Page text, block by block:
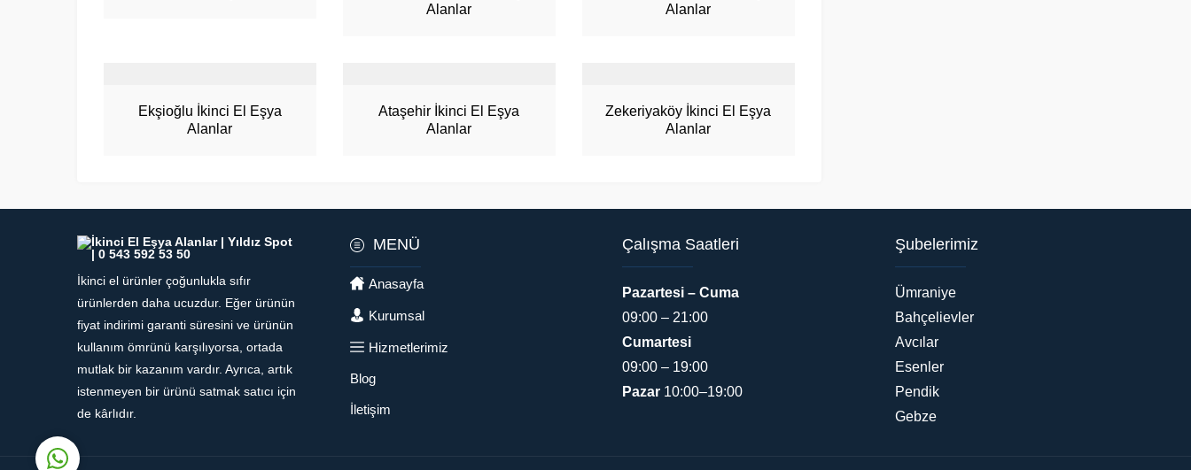
Alanlar
Alanlar
Ekşioğlu İkinci El Eşya
Alanlar
Ataşehir İkinci El Eşya
Alanlar
Zekeriyaköy İkinci El Eşya
Alanlar
İkinci el ürünler çoğunlukla sıfır
ürünlerden daha ucuzdur. Eğer ürünün
fiyat indirimi garanti süresini ve ürünün
kullanım ömrünü karşılıyorsa, ortada
mutlak bir kazanım vardır. Ayrıca, artık
istenmeyen bir ürünü satmak satıcı için
de kârlıdır.
MENÜ
Anasayfa
Kurumsal
Hizmetlerimiz
Blog
İletişim
Çalışma Saatleri
Pazartesi – Cuma
09:00 – 21:00
Cumartesi
09:00 – 19:00
Pazar 10:00–19:00
Şubelerimiz
Ümraniye
Bahçelievler
Avcılar
Esenler
Pendik
Gebze
Müşteri Hizmetleri